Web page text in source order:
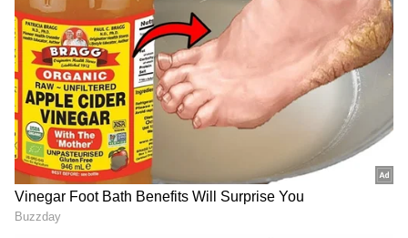
RECOMMENDED STORIES